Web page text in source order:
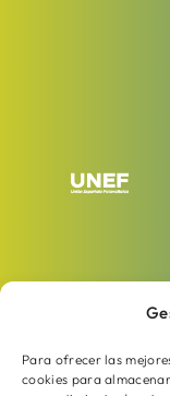
Para ofrecer las
cookies para